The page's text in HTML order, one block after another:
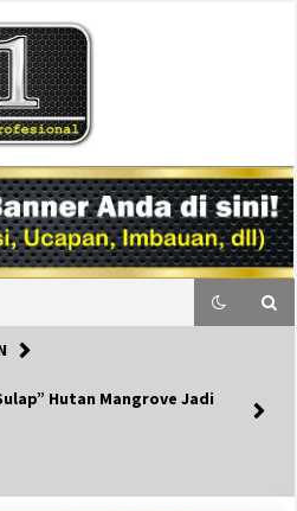
DM1
Hutan Mangrove Jadi